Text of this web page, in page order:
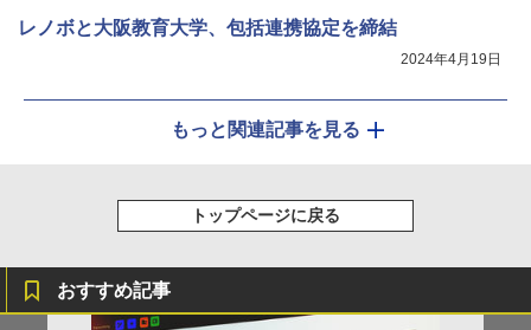
レノボと大阪教育大学、包括連携協定を締結
2024年4月19日
もっと関連記事を見る
トップページに戻る
おすすめ記事